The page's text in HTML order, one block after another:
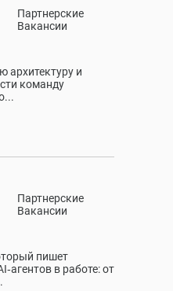
Партнерские
Вакансии
архитектуру и
команду
Партнерские
Вакансии
пишет
в работе: от